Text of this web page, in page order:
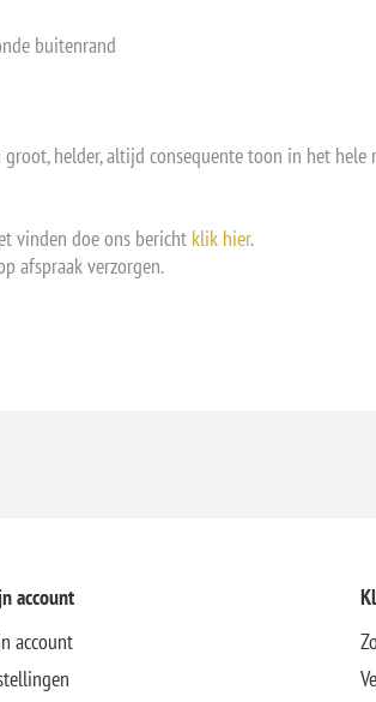
buitenrand
helder, altijd consequente toon in het hele
vinden doe ons bericht klik hier.
afspraak verzorgen.
account
account